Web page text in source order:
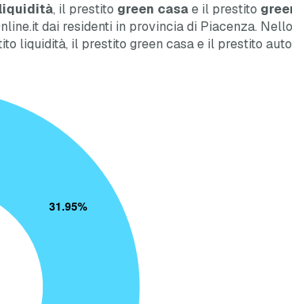
liquidità, il prestito green casae il prestito
dai residenti in provincia di Piacenza.
il prestito green casa e il prestito auto